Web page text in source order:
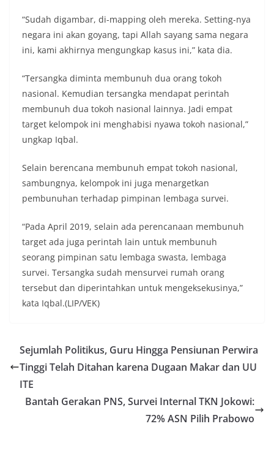
“Sudah digambar, di-mapping oleh mereka. Setting-nya
negara ini akan goyang, tapi Allah sayang sama negara
ini, kami akhirnya mengungkap kasus ini,” kata dia.
“Tersangka diminta membunuh dua orang tokoh
nasional. Kemudian tersangka mendapat perintah
membunuh dua tokoh nasional lainnya. Jadi empat
target kelompok ini menghabisi nyawa tokoh nasional,”
ungkap Iqbal.
Selain berencana membunuh empat tokoh nasional,
sambungnya, kelompok ini juga menargetkan
pembunuhan terhadap pimpinan lembaga survei.
“Pada April 2019, selain ada perencanaan membunuh
target ada juga perintah lain untuk membunuh
seorang pimpinan satu lembaga swasta, lembaga
survei. Tersangka sudah mensurvei rumah orang
tersebut dan diperintahkan untuk mengeksekusinya,”
kata Iqbal.(LIP/VEK)
Sejumlah Politikus, Guru Hingga Pensiunan Perwira
Tinggi Telah Ditahan karena Dugaan Makar dan UU
ITE
Bantah Gerakan PNS, Survei Internal TKN Jokowi:
72% ASN Pilih Prabowo